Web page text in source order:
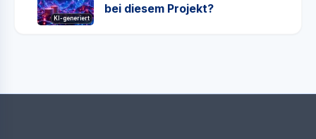
KI-generiert
bei diesem Projekt?